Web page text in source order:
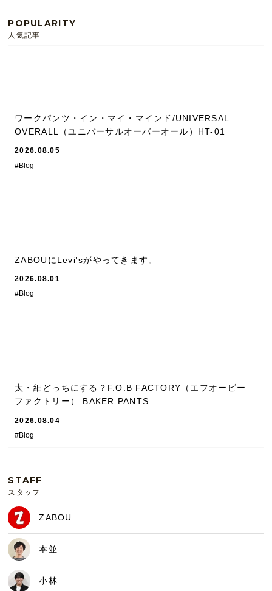
POPULARITY
人気記事
ワークパンツ・イン・マイ・マインド/UNIVERSAL
OVERALL（ユニバーサルオーバーオール）HT-01
2026.08.05
#Blog
ZABOUにLevi'sがやってきます。
2026.08.01
#Blog
太・細どっちにする？F.O.B FACTORY（エフオービー
ファクトリー） BAKER PANTS
2026.08.04
#Blog
STAFF
スタッフ
ZABOU
本並
小林